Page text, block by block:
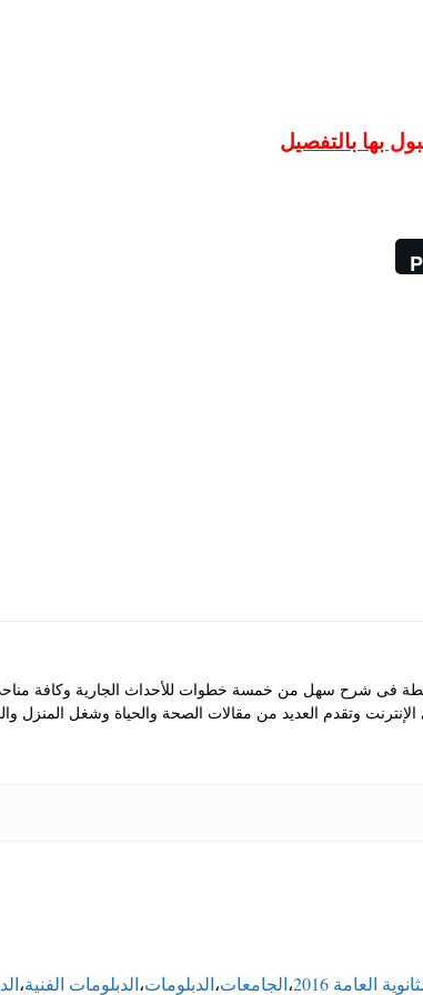
بها بالتفصيل
فى شرح سهل من خمسة خطوات للأحداث الجارية وكافة مناحي
الإنترنت وتقدم العديد من مقالات الصحة والحياة وشغل المنزل
العامة 2016 ،الجامعات،الدبلومات،الدبلومات الفنية،